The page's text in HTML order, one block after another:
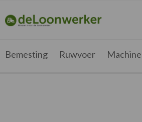
de
hoofdnavigatie
de
hoofd
de
eerste
de
voettekst
deloonwerker.be
Bemesting Ruwvoer